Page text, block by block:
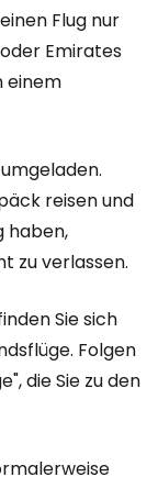
Flug nur
Emirates
einem
reisen und
haben,
zu verlassen.
Sie sich
Folgen
die Sie zu den